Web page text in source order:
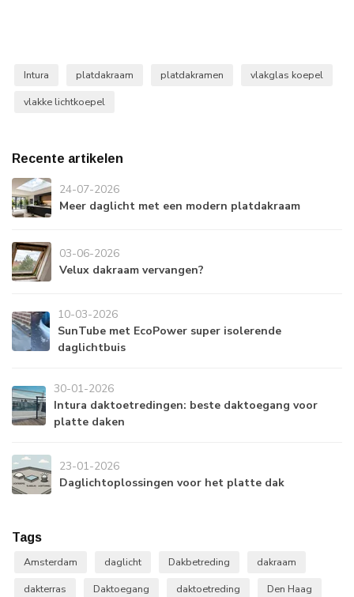
Intura platdakraam platdakramen
vlakglas koepel
vlakke lichtkoepel
Recente artikelen
24-07-2026
Meer daglicht met een modern platdakraam
03-06-2026
Velux dakraam vervangen?
10-03-2026
SunTube met EcoPower super isolerende
daglichtbuis
30-01-2026
Intura daktoetredingen: beste daktoegang voor
platte daken
23-01-2026
Daglichtoplossingen voor het platte dak
Tags
Amsterdam
daglicht Dakbetreding
dakraam
dakterras
Daktoegang daktoetreding
Den Haag